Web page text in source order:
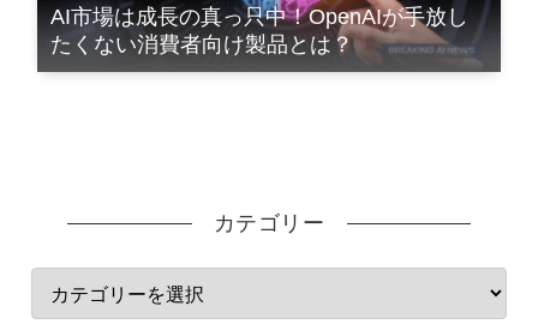
AI市場は成長の真っ只中！OpenAIが手放し
たくない消費者向け製品とは？
カテゴリー